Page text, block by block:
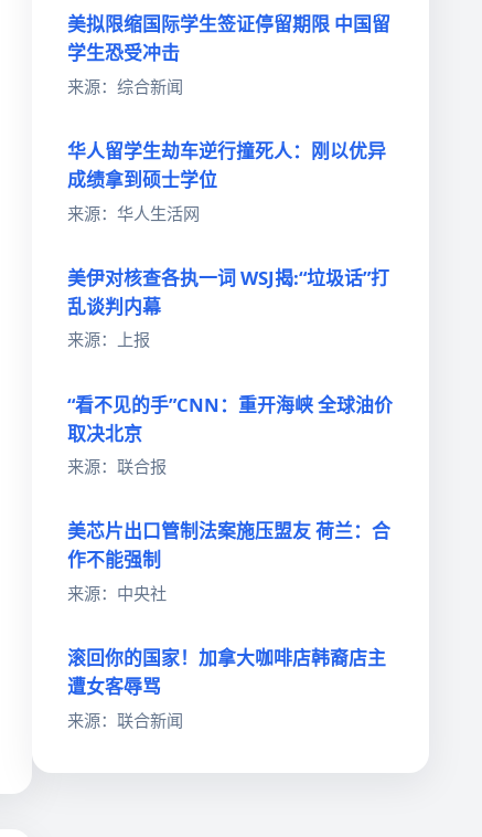
美拟限缩国际学生签证停留期限 中国留
学生恐受冲击
来源：综合新闻
华人留学生劫车逆行撞死人：刚以优异
成绩拿到硕士学位
来源：华人生活网
美伊对核查各执一词 WSJ揭:“垃圾话”打
乱谈判内幕
来源：上报
“看不见的手”CNN：重开海峡 全球油价
取决北京
来源：联合报
美芯片出口管制法案施压盟友 荷兰：合
作不能强制
来源：中央社
滚回你的国家！加拿大咖啡店韩裔店主
遭女客辱骂
来源：联合新闻